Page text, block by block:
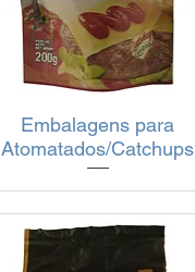
Visualização rápida
Embalagens para
Atomatados/Catchups